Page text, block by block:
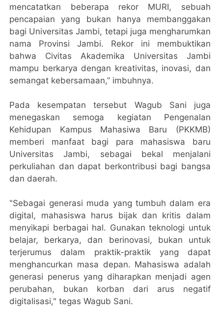
mencatatkan beberapa rekor MURI, sebuah
pencapaian yang bukan hanya membanggakan
bagi Universitas Jambi, tetapi juga mengharumkan
nama Provinsi Jambi. Rekor ini membuktikan
bahwa Civitas Akademika Universitas Jambi
mampu berkarya dengan kreativitas, inovasi, dan
semangat kebersamaan,” imbuhnya.
Pada kesempatan tersebut Wagub Sani juga
menegaskan semoga kegiatan Pengenalan
Kehidupan Kampus Mahasiwa Baru (PKKMB)
memberi manfaat bagi para mahasiswa baru
Universitas Jambi, sebagai bekal menjalani
perkuliahan dan dapat berkontribusi bagi bangsa
dan daerah.
"Sebagai generasi muda yang tumbuh dalam era
digital, mahasiswa harus bijak dan kritis dalam
menyikapi berbagai hal. Gunakan teknologi untuk
belajar, berkarya, dan berinovasi, bukan untuk
terjerumus dalam praktik-praktik yang dapat
menghancurkan masa depan. Mahasiswa adalah
generasi penerus yang diharapkan menjadi agen
perubahan, bukan korban dari arus negatif
digitalisasi," tegas Wagub Sani.